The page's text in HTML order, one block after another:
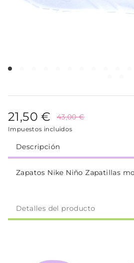
21,50 € 43,00 €
Impuestos incluidos
Descripción
Zapatos Nike Niño Zapatillas
Detalles del producto